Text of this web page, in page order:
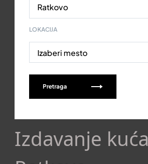
LOKACIJA
Izaberi mesto
Pretraga
Izdavanje kuća